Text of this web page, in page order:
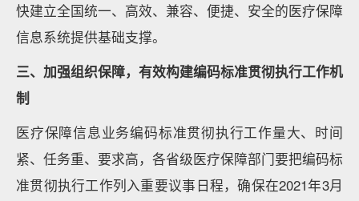
快建立全国统一、高效、兼容、便捷、安全的医疗保障
信息系统提供基础支撑。
三、加强组织保障，有效构建编码标准贯彻执行工作机
制
医疗保障信息业务编码标准贯彻执行工作量大、时间
紧、任务重、要求高，各省级医疗保障部门要把编码标
准贯彻执行工作列入重要议事日程，确保在2021年3月